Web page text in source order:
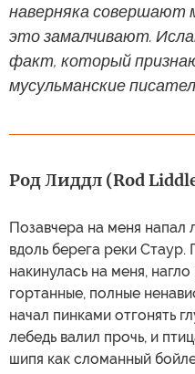
наверняка совершают
это замалчивают.
факт, который
мусульманские
Род Лиддл (Rod
Позавчера на меня напал
вдоль берега реки Стаур.
накинулась на меня,
гортанные, полные
начал пинками отгонять
лебедь валил прочь, и
шипя как сломанный